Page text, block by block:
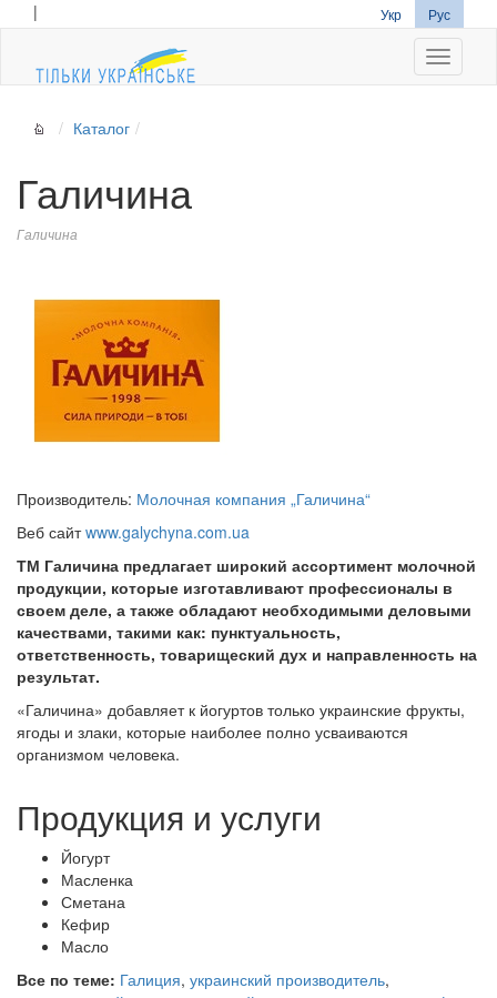
| Укр Рус
Каталог
Галичина
Галичина
Производитель: Молочная компания „Галичина“
Веб сайтwww.galychyna.com.ua
ТМ Галичина предлагает широкий ассортимент молочной
продукции, которые изготавливают профессионалы в
своем деле, а также обладают необходимыми деловыми
качествами, такими как: пунктуальность,
ответственность, товарищеский дух и направленность на
результат.
«Галичина» добавляет к йогуртов только украинские фрукты,
ягоды и злаки, которые наиболее полно усваиваются
организмом человека.
Продукция и услуги
Йогурт
Масленка
Сметана
Кефир
Масло
Все по теме: Галиция, украинский производитель,